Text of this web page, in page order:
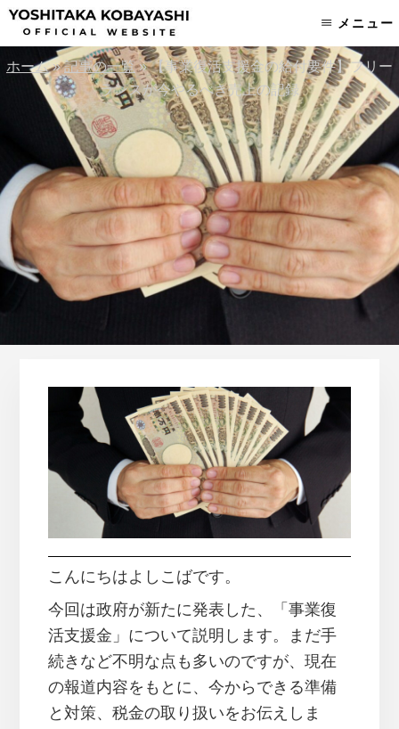
Skip
content
Skip
footer
メニュー
ホーム»記事の一覧»【事業復活支援金の給付要件】フリー
ランスが今やるべき売上の記録
こんにちはよしこばです。
今回は政府が新たに発表した、「事業復
活支援金」について説明します。まだ手
続きなど不明な点も多いのですが、現在
の報道内容をもとに、今からできる準備
と対策、税金の取り扱いをお伝えしま